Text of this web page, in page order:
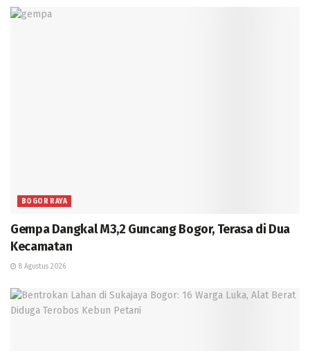
BOGOR RAYA
Gempa Dangkal M3,2 Guncang Bogor, Terasa di Dua
Kecamatan
8 Agustus 2026